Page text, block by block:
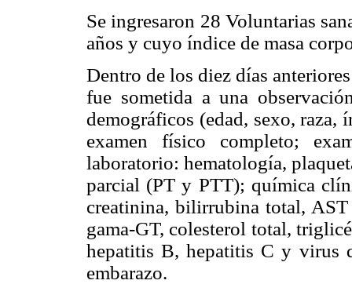
Se ingresaron 28 Voluntarias
años y cuyo índice de masa
Dentro de los diez días
fue sometida a una
demográficos (edad, sexo,
examen físico completo;
laboratorio: hematología,
parcial (PT y PTT); química
creatinina, bilirrubina total,
gama-GT, colesterol total,
hepatitis B, hepatitis C y virus
embarazo.